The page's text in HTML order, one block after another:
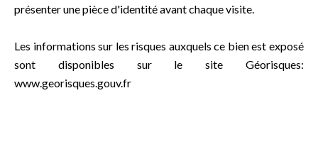
présenter une pièce d'identité avant chaque visite.
Les informations sur les risques auxquels ce bien est exposé
sont disponibles sur le site Géorisques:
www.georisques.gouv.fr